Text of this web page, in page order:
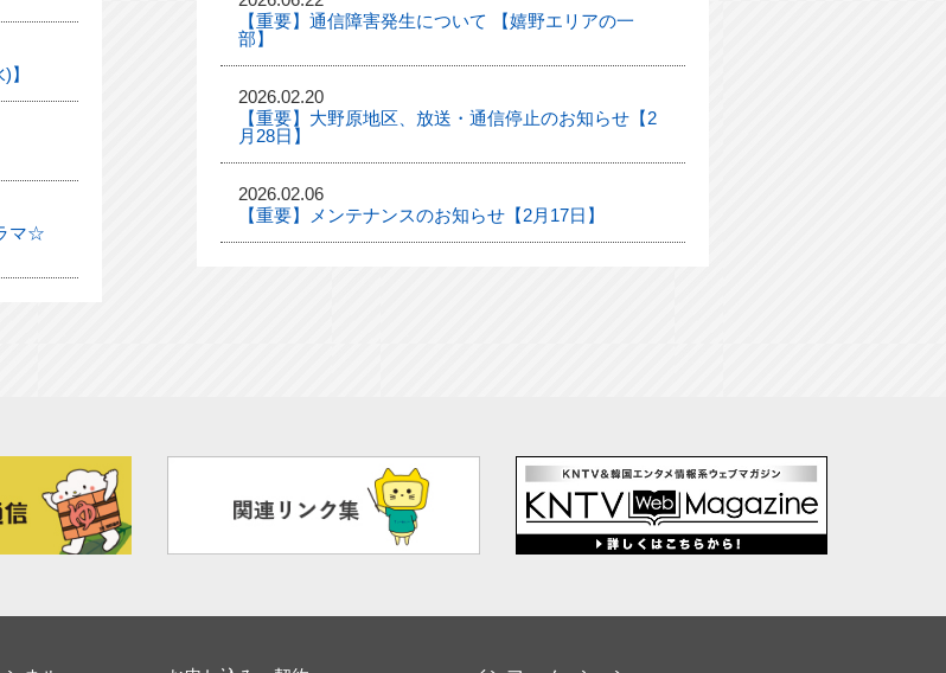
マ☆
【重要】通信障害発生について 【嬉野エリアの一
部】
2026.02.20
【重要】大野原地区、放送・通信停止のお知らせ【2
月28日】
2026.02.06
【重要】メンテナンスのお知らせ【2月17日】